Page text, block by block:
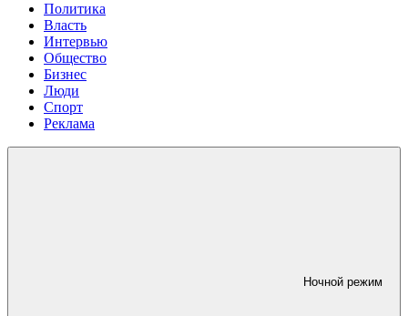
Политика
Власть
Интервью
Общество
Бизнес
Люди
Спорт
Реклама
Ночной режим